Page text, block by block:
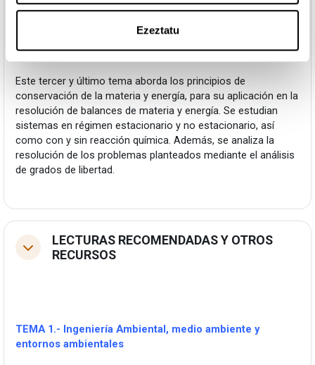
Ezeztatu
Este tercer y último tema aborda los principios de
conservación de la materia y energía, para su aplicación en la
resolución de balances de materia y energía. Se estudian
sistemas en régimen estacionario y no estacionario, así
como con y sin reacción química. Además, se analiza la
resolución de los problemas planteados mediante el análisis
de grados de libertad.
Tolestu
LECTURAS RECOMENDADAS Y OTROS
RECURSOS
TEMA 1.- Ingeniería Ambiental, medio ambiente y
entornos ambientales